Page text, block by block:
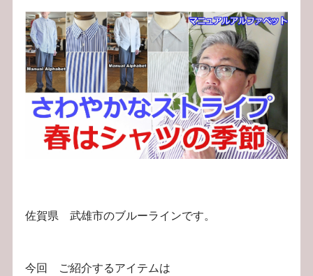
佐賀県 武雄市のブルーラインです。
今回 ご紹介するアイテムは